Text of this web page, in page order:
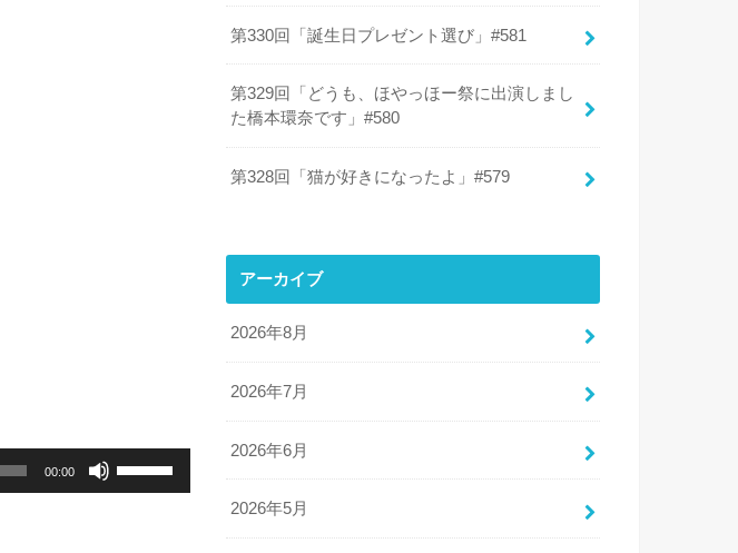
00:00
第330回「誕生日プレゼント選び」#581
第329回「どうも、ほやっほー祭に出演しまし
た橋本環奈です」#580
第328回「猫が好きになったよ」#579
アーカイブ
2026年8月
2026年7月
2026年6月
2026年5月